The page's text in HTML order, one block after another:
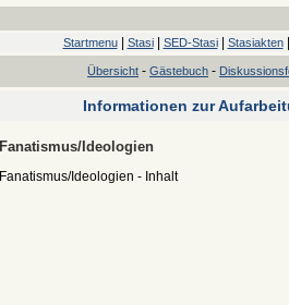
Startmenu| Stasi| SED-Stasi| Stasiakten
Übersicht - Gästebuch -
Informationen zur
Fanatismus/Ideologien
Fanatismus/Ideologien - Inhalt